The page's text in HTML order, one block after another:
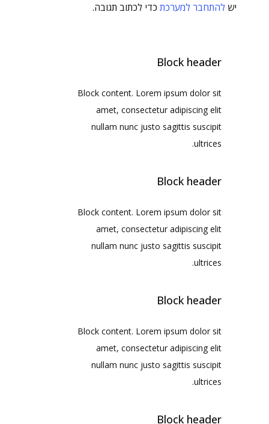
יש להתחבר למערכת כדי לכתוב תגובה.
Block header
Block content. Lorem ipsum dolor sit
amet, consectetur adipiscing elit
nullam nunc justo sagittis suscipit
ultrices.
Block header
Block content. Lorem ipsum dolor sit
amet, consectetur adipiscing elit
nullam nunc justo sagittis suscipit
ultrices.
Block header
Block content. Lorem ipsum dolor sit
amet, consectetur adipiscing elit
nullam nunc justo sagittis suscipit
ultrices.
Block header